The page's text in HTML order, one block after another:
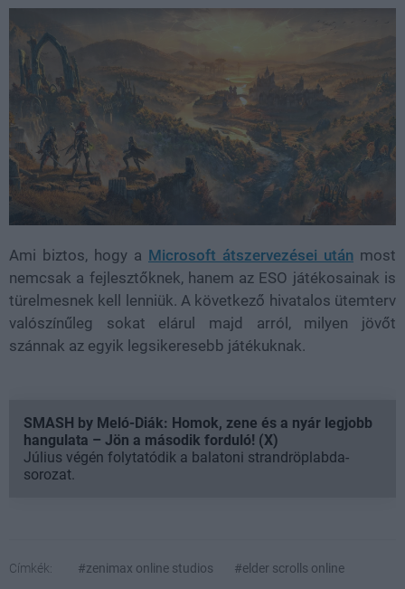
Ami biztos, hogy a Microsoft átszervezései után most
nemcsak a fejlesztőknek, hanem az ESO játékosainak is
türelmesnek kell lenniük. A következő hivatalos ütemterv
valószínűleg sokat elárul majd arról, milyen jövőt
szánnak az egyik legsikeresebb játékuknak.
SMASH by Meló-Diák: Homok, zene és a nyár legjobb
hangulata – Jön a második forduló! (X)
Július végén folytatódik a balatoni strandröplabda-
sorozat.
Címkék: #zenimax online studios
#elder scrolls online